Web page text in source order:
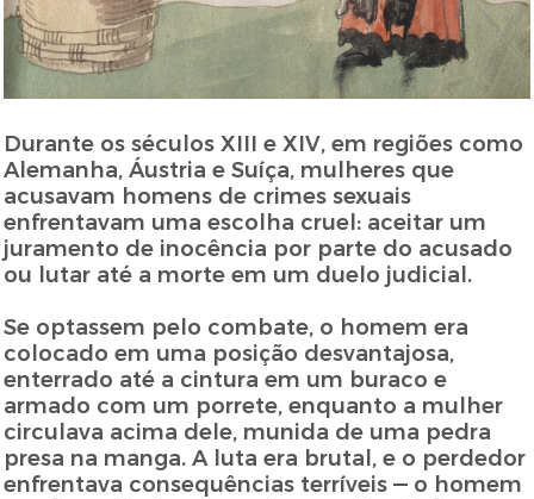
Durante os séculos XIII e XIV, em regiões como
Alemanha, Áustria e Suíça, mulheres que
acusavam homens de crimes sexuais
enfrentavam uma escolha cruel: aceitar um
juramento de inocência por parte do acusado
ou lutar até a morte em um duelo judicial.
Se optassem pelo combate, o homem era
colocado em uma posição desvantajosa,
enterrado até a cintura em um buraco e
armado com um porrete, enquanto a mulher
circulava acima dele, munida de uma pedra
presa na manga. A luta era brutal, e o perdedor
enfrentava consequências terríveis — o homem